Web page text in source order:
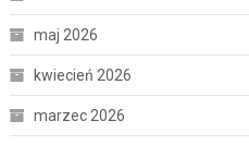
maj 2026
kwiecień 2026
marzec 2026